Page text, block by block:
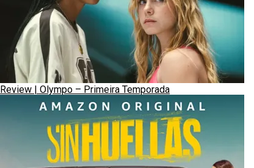
Review | Olympo – Primeira Temporada